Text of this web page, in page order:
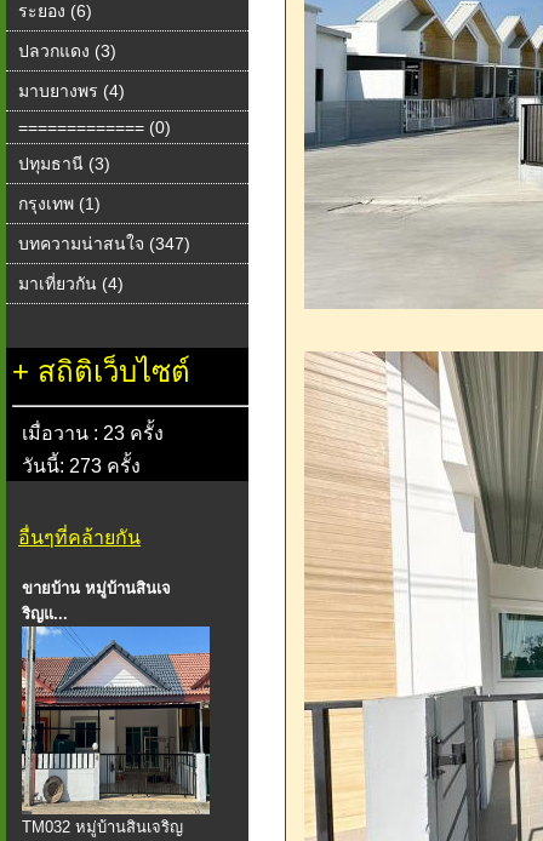
ระยอง (6)
ปลวกแดง (3)
มาบยางพร (4)
============= (0)
ปทุมธานี (3)
กรุงเทพ (1)
บทความน่าสนใจ (347)
มาเที่ยวกัน (4)
+ สถิติเว็บไซต์
เมื่อวาน : 23 ครั้ง
วันนี้: 273 ครั้ง
อื่นๆที่คล้ายกัน
ขายบ้าน หมู่บ้านสินเจ
ริญแ...
TM032 หมู่บ้านสินเจริญ